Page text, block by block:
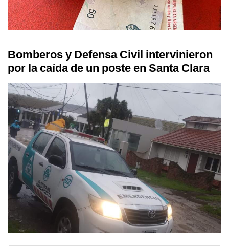
Bomberos y Defensa Civil intervinieron
por la caída de un poste en Santa Clara